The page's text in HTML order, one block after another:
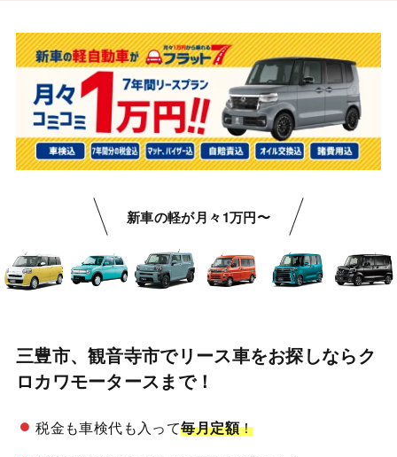
新車の軽が月々1万円〜
三豊市、観音寺市でリース車をお探しならク
ロカワモータースまで！
税金も車検代も入って毎月定額！